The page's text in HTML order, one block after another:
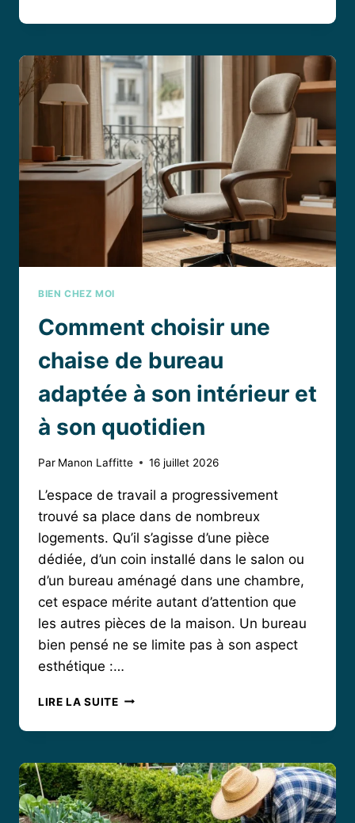
DANS
MAISON :
SIGNIFICATION,
CROYANCES
ET
EXPLICATIONS
CONCRÈTES
BIEN CHEZ MOI
Comment choisir une
chaise de bureau
adaptée à son intérieur et
à son quotidien
Par Manon Laffitte 16 juillet 2026
L’espace de travail a progressivement
trouvé sa place dans de nombreux
logements. Qu’il s’agisse d’une pièce
dédiée, d’un coin installé dans le salon ou
d’un bureau aménagé dans une chambre,
cet espace mérite autant d’attention que
les autres pièces de la maison. Un bureau
bien pensé ne se limite pas à son aspect
esthétique :…
LIRE LA SUITECOMMENT
UNE
DE
BUREAU
ADAPTÉE
À